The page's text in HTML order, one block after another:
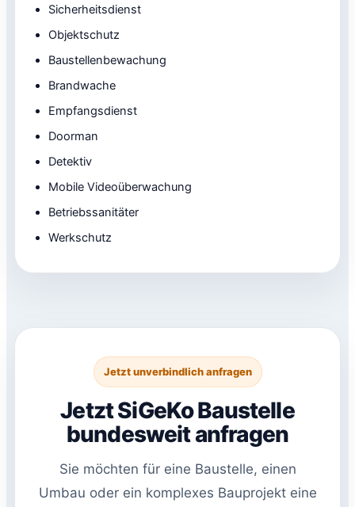
Sicherheitsdienst
Objektschutz
Baustellenbewachung
Brandwache
Empfangsdienst
Doorman
Detektiv
Mobile Videoüberwachung
Betriebssanitäter
Werkschutz
Jetzt unverbindlich anfragen
Jetzt SiGeKo Baustelle
bundesweit anfragen
Sie möchten für eine Baustelle, einen
Umbau oder ein komplexes Bauprojekt eine